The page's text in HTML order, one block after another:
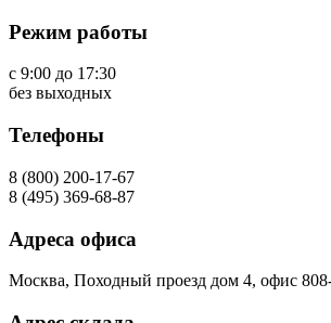
Режим работы
с 9:00 до 17:30
без выходных
Телефоны
8 (800) 200-17-67
8 (495) 369-68-87
Адреса офиса
Москва, Походный проезд дом 4, офис